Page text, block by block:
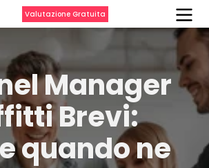
Valutazione Gratuita
Manager
Brevi:
quando ne